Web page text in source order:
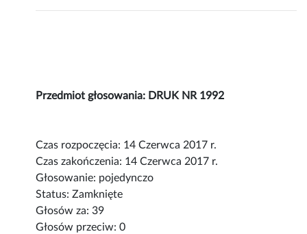
Przedmiot głosowania: DRUK NR 1992
Czas rozpoczęcia: 14 Czerwca 2017 r.
Czas zakończenia: 14 Czerwca 2017 r.
Głosowanie: pojedynczo
Status: Zamknięte
Głosów za: 39
Głosów przeciw: 0